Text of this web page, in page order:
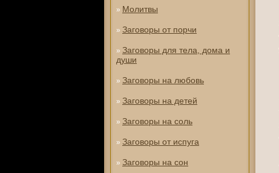
» Молитвы
» Заговоры от порчи
» Заговоры для тела, дома и
души
» Заговоры на любовь
» Заговоры на детей
» Заговоры на соль
» Заговоры от испуга
» Заговоры на сон